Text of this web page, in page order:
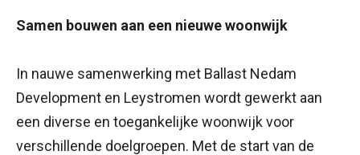
Samen bouwen aan een nieuwe woonwijk
In nauwe samenwerking met Ballast Nedam
Development en Leystromen wordt gewerkt aan
een diverse en toegankelijke woonwijk voor
verschillende doelgroepen. Met de start van de